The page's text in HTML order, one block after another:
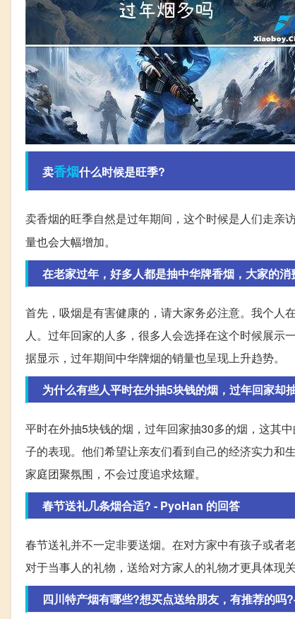
卖香烟什么时候是旺季?
卖香烟的旺季自然是过年期间，这个时候是人们走亲
量也会大幅增加。
在老家过年，好多人都是抽中华牌香烟，大家的
首先，吸烟是有害健康的，请大家务必注意。我个人
人。过年回家的人多，很多人会选择在这个时候展示
据显示，过年期间中华牌烟的销量也呈现上升趋势。
为什么有些人平时在外抽5块钱的烟，过年回家却
平时在外抽5块钱的烟，过年回家抽30多的烟，这其
子的表现。他们希望让亲友们看到自己的经济实力和
家庭团聚氛围，不会过度追求炫耀。
春节送礼几条烟合适? - PyoHan 的回答
春节送礼并不一定非要送烟。在对方家中有孩子或者
对于当事人的礼物，送给对方家人的礼物才更具体现关
四川特产烟有哪些?想买点送给朋友，有推荐的吗